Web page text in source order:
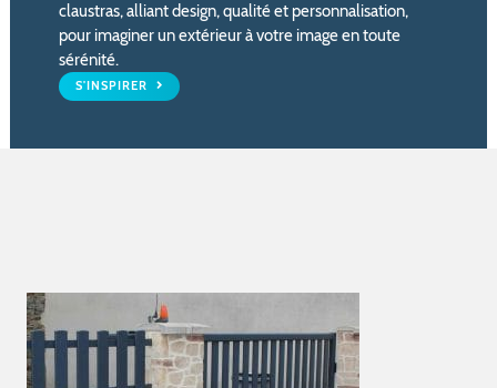
claustras, alliant design, qualité et personnalisation,
pour imaginer un extérieur à votre image en toute
sérénité.
S'INSPIRER